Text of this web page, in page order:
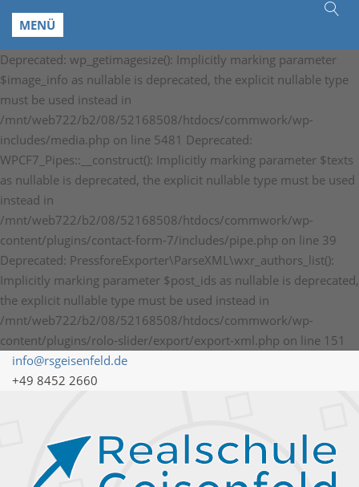
MENÜ
Deprecated: wp_getimagesize(): Implicitly marking parameter
$image_info as nullable is deprecated, the explicit nullable type
must be used instead in
/mnt/web722/b2/08/52168508/htdocs/commwork/wp-
includes/media.php on line 5481 Deprecated:
WPCF7_Pipes::__construct(): Implicitly marking parameter $texts
as nullable is deprecated, the explicit nullable type must be used
instead in
/mnt/web722/b2/08/52168508/htdocs/commwork/wp-
content/plugins/contact-form-7/includes/pipe.php on line 39
Deprecated: PressforeExporter\ParseXML\wxr_authors_list():
Implicitly marking parameter $post_ids as nullable is deprecated,
the explicit nullable type must be used instead in
/mnt/web722/b2/08/52168508/htdocs/commwork/wp-
content/plugins/rolo-slider/export/export-xml.php on line 151
info@rsgeisenfeld.de
+49 8452 2660